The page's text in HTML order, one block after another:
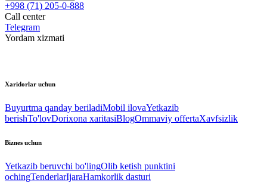
+998 (71) 205-0-888
Call center
Telegram
Yordam xizmati
Xaridorlar uchun
Buyurtma qanday beriladiMobil ilovaYetkazib
berishTo'lovDorixona xaritasiBlogOmmaviy offertaXavfsizlik
Biznes uchun
Yetkazib beruvchi bo'lingOlib ketish punktini
ochingTenderlarIjaraHamkorlik dasturi